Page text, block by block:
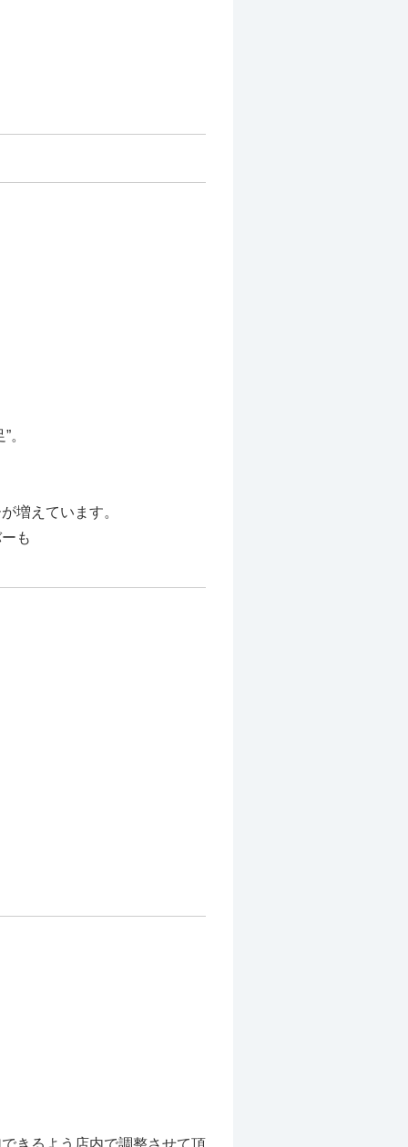
。
増えています。
も
きるよう店内で調整させて頂